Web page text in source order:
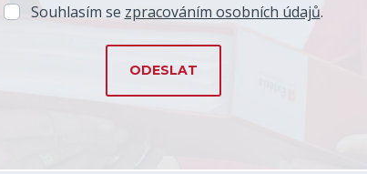
Souhlasím se zpracováním osobních údajů.